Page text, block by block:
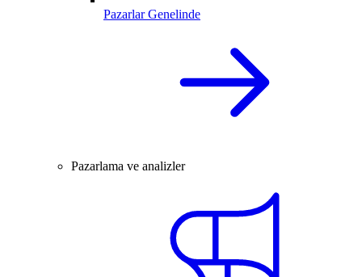
Pazarlar Genelinde
Pazarlama ve analizler